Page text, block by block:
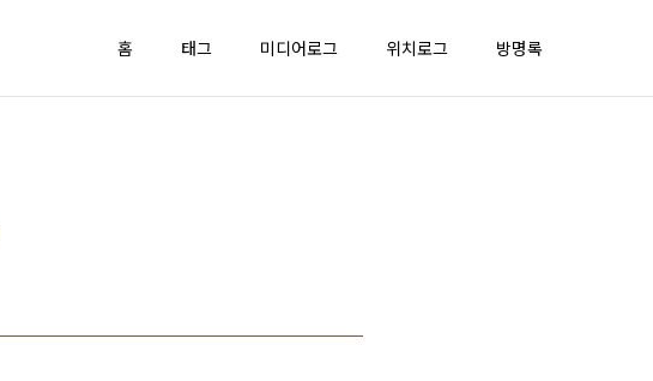
홈 태그 미디어로그 위치로그 방명록